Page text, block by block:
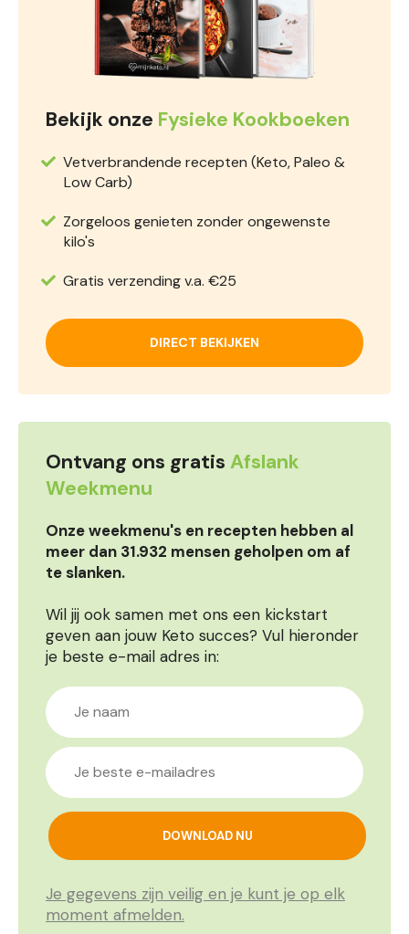
Bekijk onze Fysieke Kookboeken
Vetverbrandende recepten (Keto, Paleo &
Low Carb)
Zorgeloos genieten zonder ongewenste
kilo's
Gratis verzending v.a. €25
DIRECT BEKIJKEN
Ontvang ons gratis Afslank
Weekmenu
Onze weekmenu's en recepten hebben al
meer dan 31.932 mensen geholpen om af
te slanken.
Wil jij ook samen met ons een kickstart
geven aan jouw Keto succes? Vul hieronder
je beste e-mail adres in:
Je gegevens zijn veilig en je kunt je op elk
moment afmelden.